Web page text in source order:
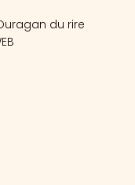
du rire